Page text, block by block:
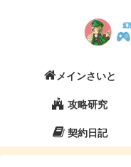
メインさいと
攻略研究
契約日記